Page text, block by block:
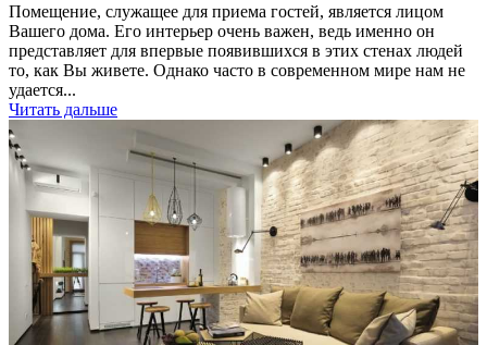
Помещение, служащее для приема гостей, является лицом
Вашего дома. Его интерьер очень важен, ведь именно он
представляет для впервые появившихся в этих стенах людей
то, как Вы живете. Однако часто в современном мире нам не
удается...
Читать дальше